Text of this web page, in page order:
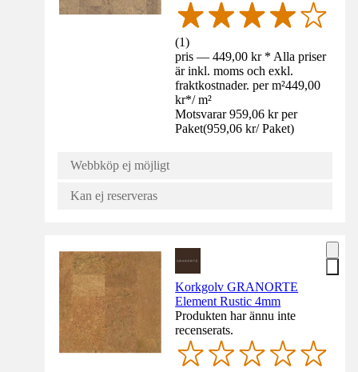
(1)
pris — 449,00 kr * Alla priser
är inkl. moms och exkl.
fraktkostnader. per m²449,00
kr*/ m²
Motsvarar 959,06 kr per
Paket(959,06 kr/ Paket)
Webbköp ej möjligt
Kan ej reserveras
Korkgolv GRANORTE
Element Rustic 4mm
Produkten har ännu inte
recenserats.